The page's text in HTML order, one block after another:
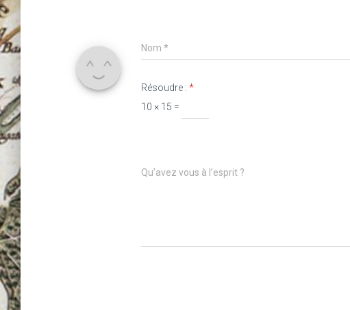
Nom *
Résoudre : *
10 × 15 =
Qu’avez vous à l’esprit ?